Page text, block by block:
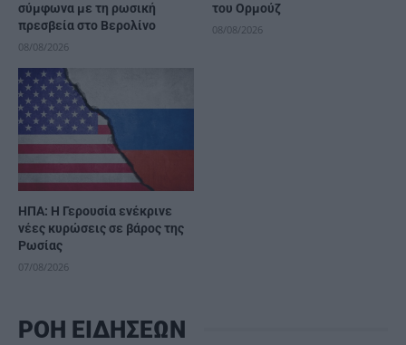
σύμφωνα με τη ρωσική
πρεσβεία στο Βερολίνο
08/08/2026
του Ορμούζ
08/08/2026
ΗΠΑ: Η Γερουσία ενέκρινε
νέες κυρώσεις σε βάρος της
Ρωσίας
07/08/2026
ΡΟΗ ΕΙΔΗΣΕΩΝ